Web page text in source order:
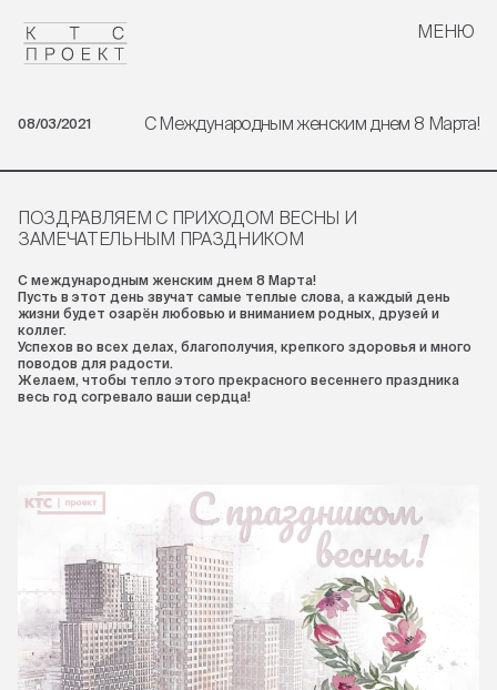
МЕНЮ
08/03/2021 С Международным женским днем 8 Марта!
ПОЗДРАВЛЯЕМ С ПРИХОДОМ ВЕСНЫ И
ЗАМЕЧАТЕЛЬНЫМ ПРАЗДНИКОМ
С международным женским днем 8 Марта!
Пусть в этот день звучат самые теплые слова, а каждый день
жизни будет озарён любовью и вниманием родных, друзей и
коллег.
Успехов во всех делах, благополучия, крепкого здоровья и много
поводов для радости.
Желаем, чтобы тепло этого прекрасного весеннего праздника
весь год согревало ваши сердца!